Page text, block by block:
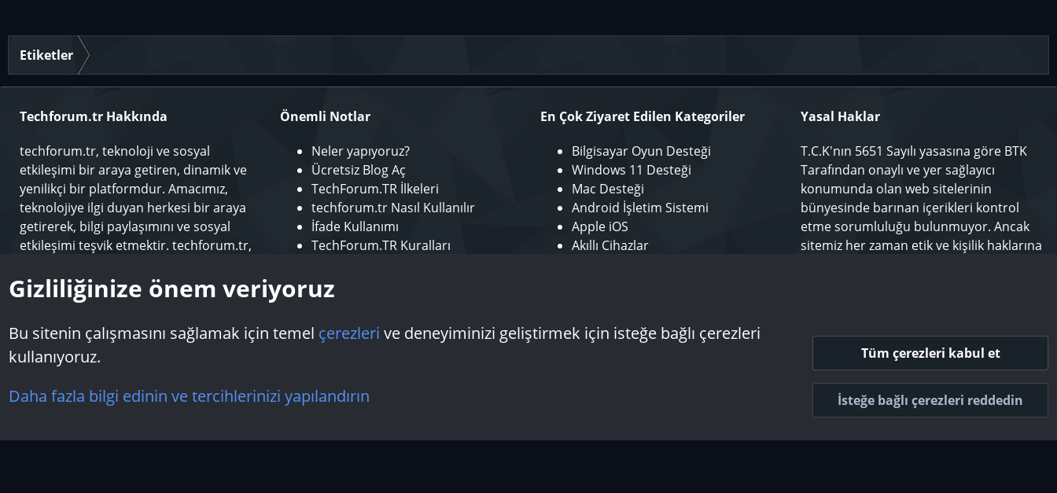
Etiketler
Techforum.tr Hakkında
techforum.tr, teknoloji ve sosyal
etkileşimi bir araya getiren, dinamik ve
yenilikçi bir platformdur. Amacımız,
teknolojiye ilgi duyan herkesi bir araya
getirerek, bilgi paylaşımını ve sosyal
etkileşimi teşvik etmektir. techforum.tr,
sunarak, teknoloji dünyasındaki en son
gelişmeleri takip etme ve öğrenme fırsatı
Önemli Notlar
Neler yapıyoruz?
Ücretsiz Blog Aç
TechForum.TR İlkeleri
techforum.tr Nasıl Kullanılır
İfade Kullanımı
TechForum.TR Kuralları
Moderatör Başvurusu - Bize Katıl
Makale Yazarı Başvurusu
En Çok Ziyaret Edilen Kategoriler
Bilgisayar Oyun Desteği
Windows 11 Desteği
Mac Desteği
Android İşletim Sistemi
Apple iOS
Akıllı Cihazlar
Yasal Haklar
T.C.K'nın 5651 Sayılı yasasına göre BTK
Tarafından onaylı ve yer sağlayıcı
konumunda olan web sitelerinin
bünyesinde barınan içerikleri kontrol
etme sorumluluğu bulunmuyor. Ancak
sitemiz her zaman etik ve kişilik haklarına
Topluluk platform by TechForumTR
Gizliliğinize önem veriyoruz
Bu sitenin çalışmasını sağlamak için temel çerezleri ve deneyiminizi geliştirmek için isteğe bağlı çerezleri
kullanıyoruz.
Daha fazla bilgi edinin ve tercihlerinizi yapılandırın
Tüm çerezleri kabul et
İsteğe bağlı çerezleri reddedin